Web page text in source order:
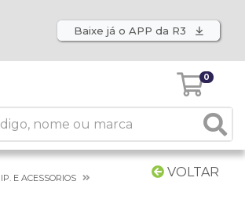
Baixe já o APP da R3
0
VOLTAR
E ACESSORIOS